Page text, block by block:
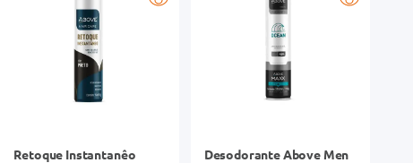
Retoque Instantanêo
Desodorante Above Men